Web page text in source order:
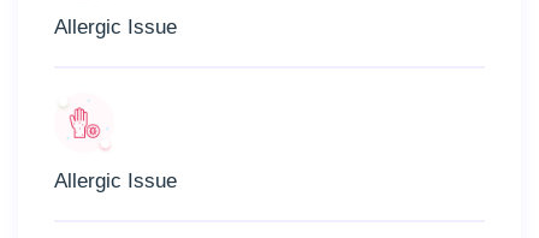
Allergic Issue
Allergic Issue